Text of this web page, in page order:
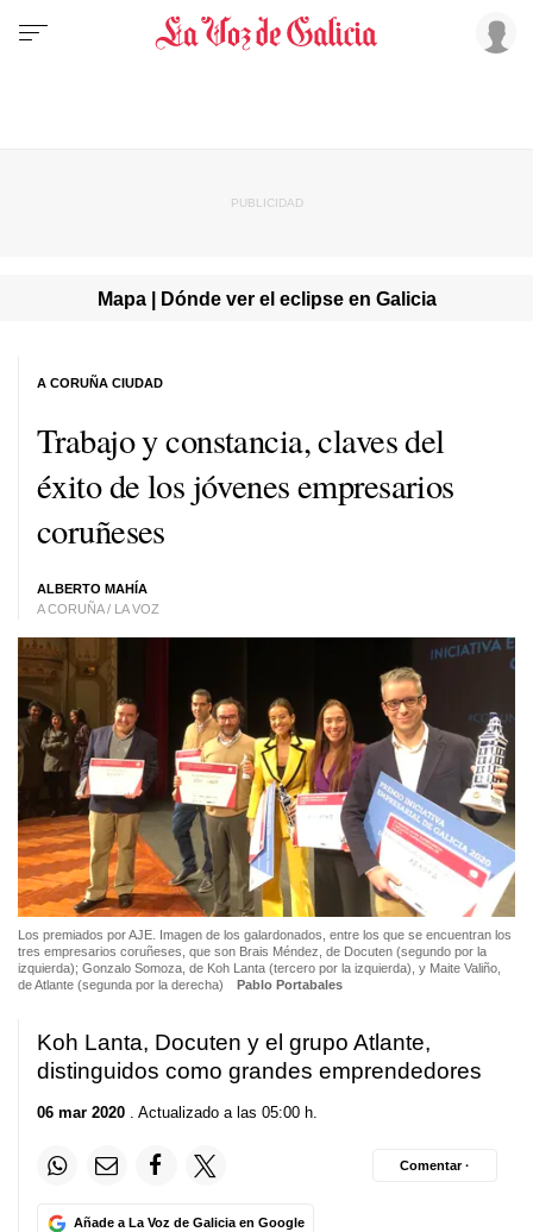
Mapa | Dónde ver el eclipse en Galicia
Trabajo y constancia, claves del
éxito de los jóvenes empresarios
coruñeses
ALBERTO MAHÍA
A CORUÑA / LA VOZ
A CORUÑA CIUDAD
Los premiados por AJE. Imagen de los galardonados, entre los que se encuentran los
tres empresarios coruñeses, que son Brais Méndez, de Docuten (segundo por la
izquierda); Gonzalo Somoza, de Koh Lanta (tercero por la izquierda), y Maite Valiño,
de Atlante (segunda por la derecha)
Pablo Portabales
Koh Lanta, Docuten y el grupo Atlante,
distinguidos como grandes emprendedores
06 mar 2020 . Actualizado a las 05:00 h.
Añade a La Voz de Galicia en Google
Comentar ·